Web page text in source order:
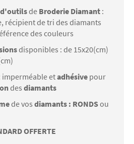
de Broderie Diamant :
récipient de tri des diamants
des couleurs
disponibles : de 15x20(cm)
imperméable etadhésive pour
des diamants
de vos diamants : RONDSou
OFFERTE